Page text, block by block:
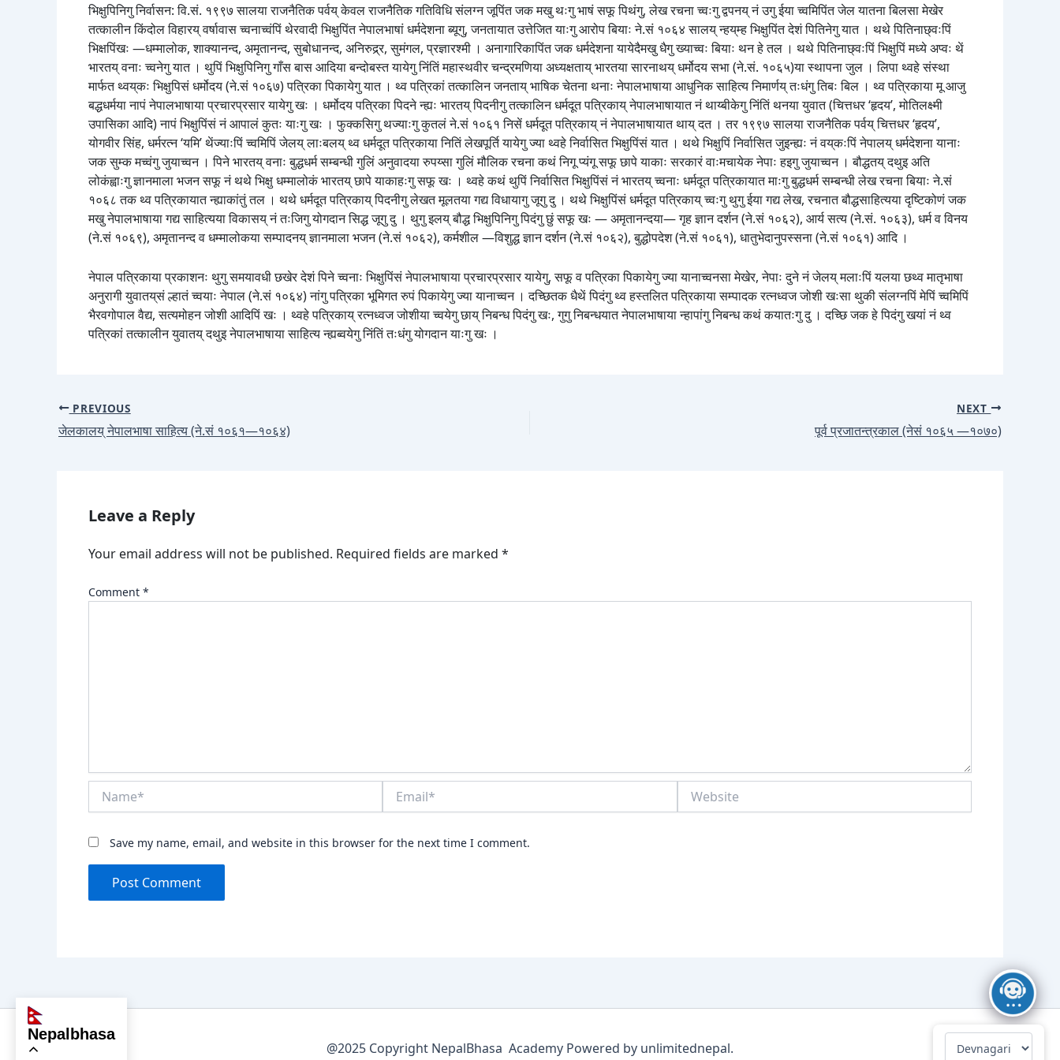
भिक्षुपिनिगु निर्वासन: वि.सं. १९९७ सालया राजनैतिक पर्वय् केवल राजनैतिक गतिविधि संलग्न जूपिंत जक मखु थःगु भाषं सफू पिथंगु, लेख रचना च्वःगु द्वपनय् नं उगु ईया च्वमिपिंत जेल यातना बिलसा मेखेर
तत्कालीन किंदोल विहारय् वर्षावास च्वनाच्वंपिं थेरवादी भिक्षुपिंत नेपालभाषां धर्मदेशना ब्यूगु, जनतायात उत्तेजित याःगु आरोप बियाः ने.सं १०६४ सालय् न्हय्‌म्ह भिक्षुपिंत देशं पितिनेगु यात । थथे पितिनाछ्वःपिं
भिक्षपिंखः —धम्मालोक, शाक्यानन्द, अमृतानन्द, सुबोधानन्द, अनिरुद्र्र, सुमंगल, प्रज्ञारश्मी । अनागारिकापिंत जक धर्मदेशना यायेदैमखु धैगु ख्याच्वः बियाः थन हे तल । थथे पितिनाछ्वःपिं भिक्षुपिं मध्ये अप्वः थें
भारतय् वनाः च्वनेगु यात । थुपिं भिक्षुपिनिगु गाँस बास आदिया बन्दोबस्त यायेगु निंतिं महास्थवीर चन्द्रमणिया अध्यक्षताय् भारतया सारनाथय् धर्मोदय सभा (ने.सं. १०६५)या स्थापना जुल । लिपा थ्वहे संस्था
मार्फत थ्वय्‌कः भिक्षुपिसं धर्मोदय (ने.सं १०६७) पत्रिका पिकायेगु यात । थ्व पत्रिकां तत्कालिन जनताय् भाषिक चेतना थनाः नेपालभाषाया आधुनिक साहित्य निमार्णय् तःधंगु तिबः बिल । थ्व पत्रिकाया मू आजु
बद्धधर्मया नापं नेपालभाषाया प्रचारप्रसार यायेगु खः । धर्मोदय पत्रिका पिदने न्ह्यः भारतय् पिदनीगु तत्कालिन धर्मदूत पत्रिकाय् नेपालभाषायात नं थाय्बीकेगु निंतिं थनया युवात (चित्तधर ‘हृदय’, मोतिलक्ष्मी
उपासिका आदि) नापं भिक्षुपिंसं नं आपालं कुतः याःगु खः । फुक्कसिगु थज्याःगु कुतलं ने.सं १०६१ निसें धर्मदूत पत्रिकाय् नं नेपालभाषायात थाय् दत । तर १९९७ सालया राजनैतिक पर्वय् चित्तधर ‘हृदय’,
योगवीर सिंह, धर्मरत्न ‘यमि’ थेंज्याःपिं च्वमिपिं जेलय् लाःबलय् थ्व धर्मदूत पत्रिकाया नितिं लेखपूर्ति यायेगु ज्या थ्वहे निर्वासित भिक्षुपिंसं यात । थथे भिक्षुपिं निर्वासित जुइन्ह्यः नं वय्‌कःपिं नेपालय् धर्मदेशना यानाः
जक सुम्क मच्वंगु जुयाच्वन । पिने भारतय् वनाः बुद्धधर्म सम्बन्धी गुलिं अनुवादया रुपय्सा गुलिं मौलिक रचना कथं निगू प्यंगू सफू छापे याकाः सरकारं वाःमचायेक नेपाः हइगु जुयाच्वन । बौद्धतय् दथुइ अति
लोकंह्वाःगु ज्ञानमाला भजन सफू नं थथे भिक्षु धम्मालोकं भारतय् छापे याकाहःगु सफू खः । थ्वहे कथं थुपिं निर्वासित भिक्षुपिंसं नं भारतय् च्वनाः धर्मदूत पत्रिकायात माःगु बुद्धधर्म सम्बन्धी लेख रचना बियाः ने.सं
१०६८ तक थ्व पत्रिकायात न्ह्याकांतुं तल । थथे धर्मदूत पत्रिकाय् पिदनीगु लेखत मूलतया गद्य विधायागु जूगु दु । थथे भिक्षुपिंसं धर्मदूत पत्रिकाय् च्वःगु थुगु ईया गद्य लेख, रचनात बौद्धसाहित्यया दृष्टिकोणं जक
मखु नेपालभाषाया गद्य साहित्यया विकासय् नं तःजिगु योगदान सिद्ध जूगु दु । थुगु इलय् बौद्ध भिक्षुपिनिगु पिदंगु छुं सफू खः — अमृतानन्दया— गृह ज्ञान दर्शन (ने.सं १०६२), आर्य सत्य (ने.सं. १०६३), धर्म व विनय
(ने.सं १०६९), अमृतानन्द व धम्मालोकया सम्पादनय् ज्ञानमाला भजन (ने.सं १०६२), कर्मशील —विशुद्ध ज्ञान दर्शन (ने.सं १०६२), बुद्धोपदेश (ने.सं १०६१), धातुभेदानुपस्सना (ने.सं १०६१) आदि ।
नेपाल पत्रिकाया प्रकाशनः थुगु समयावधी छखेर देशं पिने च्वनाः भिक्षुपिंसं नेपालभाषाया प्रचारप्रसार यायेगु, सफू व पत्रिका पिकायेगु ज्या यानाच्वनसा मेखेर, नेपाः दुने नं जेलय् मलाःपिं यलया छथ्व मातृभाषा
अनुरागी युवातय्‌सं ल्हातं च्वयाः नेपाल (ने.सं १०६४) नांगु पत्रिका भूमिगत रुपं पिकायेगु ज्या यानाच्वन । दच्छितक धैथें पिदंगु थ्व हस्तलित पत्रिकाया सम्पादक रत्नध्वज जोशी खःसा थुकी संलग्नपिं मेपिं च्वमिपिं
भैरवगोपाल वैद्य, सत्यमोहन जोशी आदिपिं खः । थ्वहे पत्रिकाय् रत्नध्वज जोशीया च्वयेगु छाय् निबन्ध पिदंगु खः, गुगु निबन्धयात नेपालभाषाया न्हापांगु निबन्ध कथं कयातःगु दु । दच्छि जक हे पिदंगु खयां नं थ्व
पत्रिकां तत्कालीन युवातय् दथुइ नेपालभाषाया साहित्य न्ह्यब्वयेगु निंतिं तःधंगु योगदान याःगु खः ।
PREVIOUS
जेलकालय् नेपालभाषा साहित्य (ने.सं १०६१—१०६४)
NEXT
पूर्व प्रजातन्त्रकाल (नेसं १०६५ —१०७०)
Leave a Reply
Your email address will not be published. Required fields are marked *
Comment *
Save my name, email, and website in this browser for the next time I comment.
@2025 Copyright NepalBhasa Academy Powered by unlimitednepal.
nepalbhasa